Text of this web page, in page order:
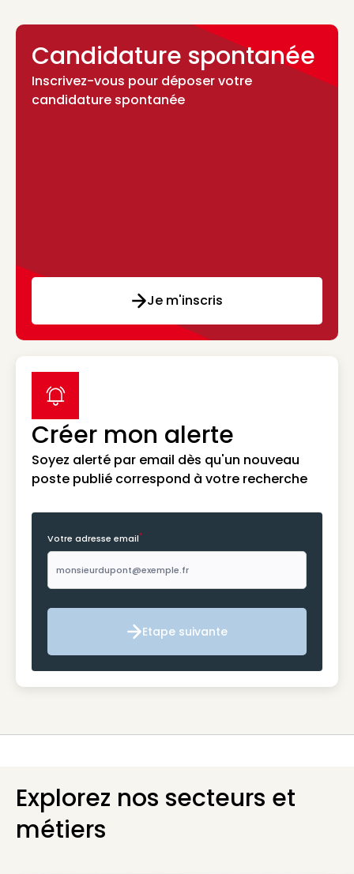
Candidature spontanée
Inscrivez-vous pour déposer votre
candidature spontanée
Je m'inscris
Créer mon alerte
Soyez alerté par email dès qu'un nouveau
poste publié correspond à votre recherche
label icon
Votre adresse email*
Etape suivante
Etape suivante
Explorez nos secteurs et
métiers